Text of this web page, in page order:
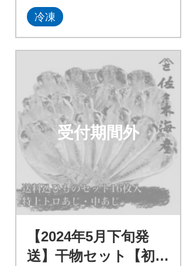
冷凍
受付期間外
【2024年5月下旬発
送】干物セット【初島